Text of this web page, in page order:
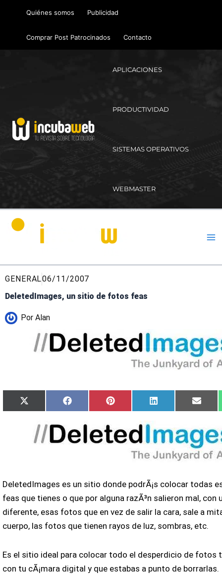
Quiénes somos Publicidad
Comprar Post Patrocinados Contacto
APLICACIONES
PRODUCTIVIDAD
SISTEMAS OPERATIVOS
WEBMASTER
GENERAL06/11/2007
DeletedImages, un sitio de fotos feas
Por Alan
Compartir
en
X
(Twitter)
Compartir
en
Facebook
Compartir
en
Pinterest
Compartir
en
LinkedIn
en
Email
DeletedImages es un sitio donde podrÃ¡s colocar todas
feas que tienes o que por alguna razÃ³n salieron mal, con
diferente, esas fotos que en vez de salir la cara, sale a
cuerpo, las fotos que tienen rayos de luz, sombras, etc.
Es el sitio ideal para colocar todo el desperdicio de fotos
con tu cÃ¡mara digital y que estabas a punto de borrarlas.